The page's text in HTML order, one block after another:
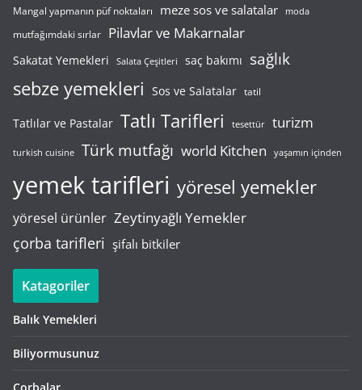
Mangal yapmanın püf noktaları meze sos ve salatalar moda
mutfağımdaki sırlar Pilavlar ve Makarnalar
Sakatat Yemekleri Salata Çeşitleri saç bakımı sağlık
sebze yemekleri Sos ve Salatalar tatil
Tatlılar ve Pastalar Tatlı Tarifleri tesettür turizm
turkish cuisine Türk mutfağı world Kitchen yaşamın içinden
yemek tarifleri yöresel yemekler
yöresel ürünler Zeytinyağlı Yemekler
çorba tarifleri şifalı bitkiler
Katagoriler
Balık Yemekleri
Biliyormusunuz